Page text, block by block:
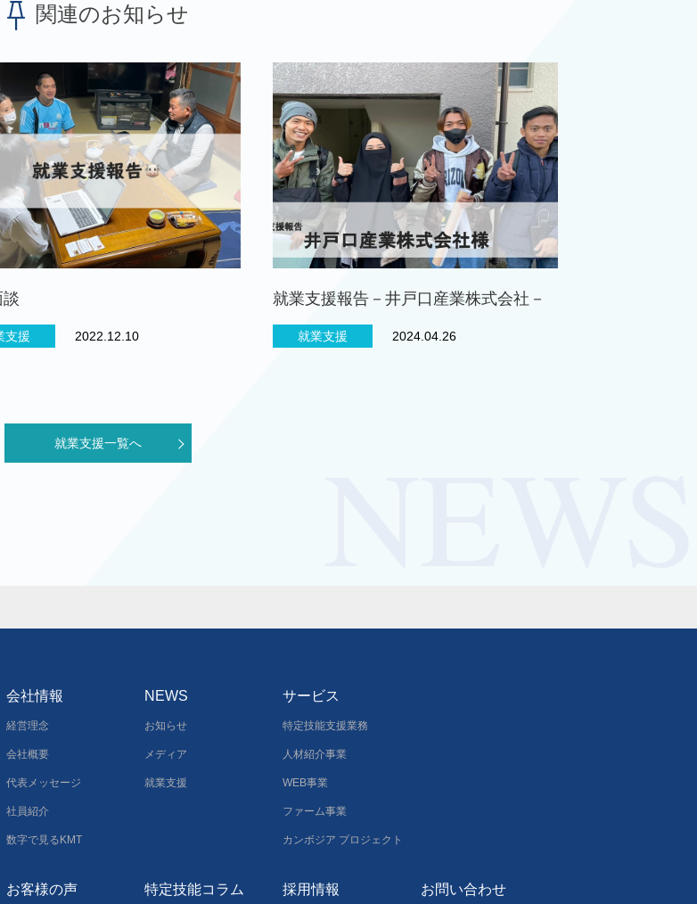
関連のお知らせ
談
支援 2022.12.10
就業支援報告－井戸口産業株式会社－
就業支援 2024.04.26
就業支援一覧へ
会社情報
経営理念
会社概要
代表メッセージ
社員紹介
数字で見るKMT
NEWS
お知らせ
メディア
就業支援
サービス
特定技能支援業務
人材紹介事業
WEB事業
ファーム事業
カンボジア プロジェクト
お客様の声 特定技能コラム 採用情報 お問い合わせ